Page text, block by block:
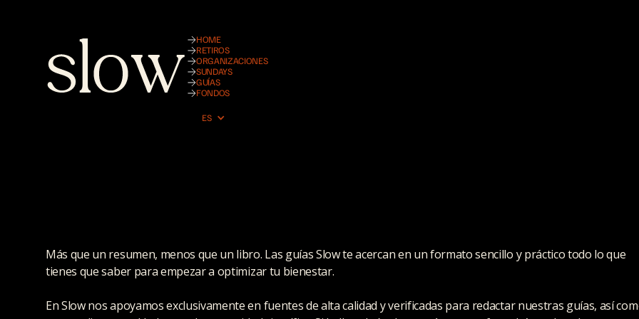
HOME
RETIROS
ORGANIZACIONES
SUNDAYS
GUÍAS
FONDOS
ES
Más que un resumen, menos que un libro. Las guías Slow te acercan en un formato sencillo y práctico todo lo que
tienes que saber para empezar a optimizar tu bienestar.
En Slow nos apoyamos exclusivamente en fuentes de alta calidad y verificadas para redactar nuestras guías, así